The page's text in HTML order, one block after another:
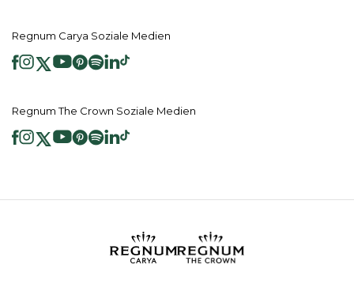
Regnum Carya Soziale Medien
Regnum The Crown Soziale Medien